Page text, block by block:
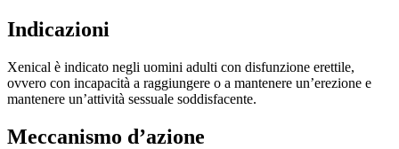
Indicazioni
Xenical è indicato negli uomini adulti con disfunzione erettile,
ovvero con incapacità a raggiungere o a mantenere un’erezione e
mantenere un’attività sessuale soddisfacente.
Meccanismo d’azione